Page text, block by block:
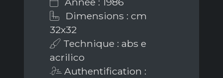
Dimensions : cm
32x32
Technique : abs e
acrilico
Authentification :